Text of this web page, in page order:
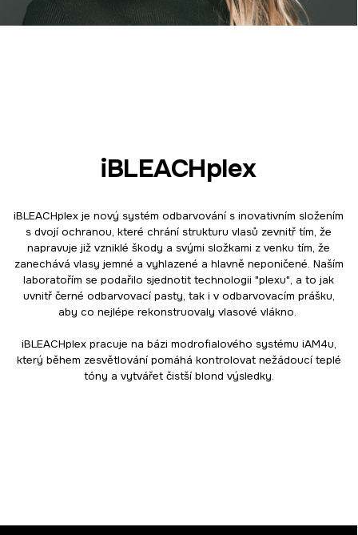
iBLEACHplex
iBLEACHplex je nový systém odbarvování s inovativním složením
s dvojí ochranou, které chrání strukturu vlasů zevnitř tím, že
napravuje již vzniklé škody a svými složkami z venku tím, že
zanechává vlasy jemné a vyhlazené a hlavně neponičené. Naším
laboratořím se podařilo sjednotit technologii "plexu", a to jak
uvnitř černé odbarvovací pasty, tak i v odbarvovacím prášku,
aby co nejlépe rekonstruovaly vlasové vlákno.
iBLEACHplex pracuje na bázi modrofialového systému iAM4u,
který během zesvětlování pomáhá kontrolovat nežádoucí teplé
tóny a vytvářet čistší blond výsledky.